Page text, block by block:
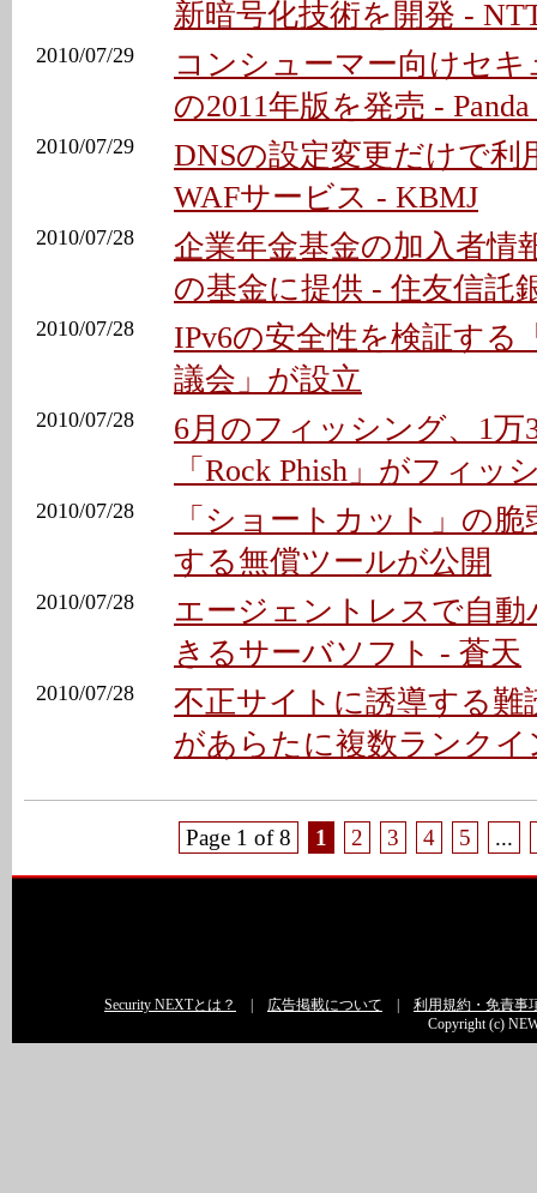
新暗号化技術を開発 -
2010/07/29
コンシューマー向けセ
の2011年版を発売 - Panda
2010/07/29
DNSの設定変更だけで利
WAFサービス - KBMJ
2010/07/28
企業年金基金の加入者情
の基金に提供 - 住友信託
2010/07/28
IPv6の安全性を検証する
議会」が設立
2010/07/28
6月のフィッシング、1万
「Rock Phish」がフィッ
2010/07/28
「ショートカット」の
する無償ツールが公開
2010/07/28
エージェントレスで自
きるサーバソフト - 蒼天
2010/07/28
不正サイトに誘導する難
があらたに複数ランクイ
Page 1 of 8 1 2 3 4 5 ...
Security NEXTとは？ 広告掲載について
利用規約・免責事
Copyright (c)